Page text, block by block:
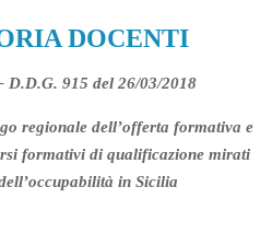
DOCENTI
D.D.G. 915 del 26/03/2018
regionale dell’offerta formativa e
formativi di qualificazione mirati
in Sicilia